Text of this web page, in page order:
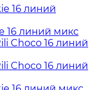
16 линий
16 линий микс
Choco 16 линий
Choco 16 линий